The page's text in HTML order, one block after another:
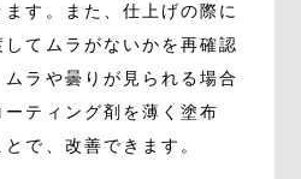
す。また、仕上げの際に
てムラがないかを再確認
ラや曇りが見られる場合
ティング剤を薄く塗布
で、改善できます。